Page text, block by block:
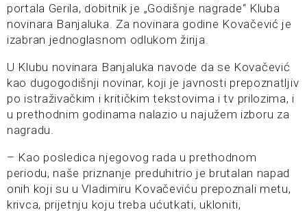
portala Gerila, dobitnik je „Godišnje nagrade“ Kluba
novinara Banjaluka. Za novinara godine Kovačević je
izabran jednoglasnom odlukom žirija.
U Klubu novinara Banjaluka navode da se Kovačević
kao dugogodišnji novinar, koji je javnosti prepoznatljiv
po istraživačkim i kritičkim tekstovima i tv prilozima, i
u prethodnim godinama nalazio u najužem izboru za
nagradu.
– Kao posledica njegovog rada u prethodnom
periodu, naše priznanje preduhitrio je brutalan napad
onih koji su u Vladimiru Kovačeviću prepoznali metu,
krivca, prijetnju koju treba ućutkati, ukloniti,